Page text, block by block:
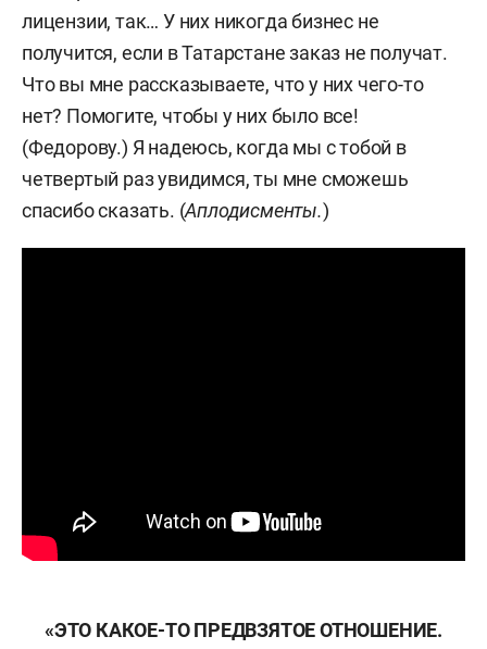
лицензии, так… У них никогда бизнес не
получится, если в Татарстане заказ не получат.
Что вы мне рассказываете, что у них чего-то
нет? Помогите, чтобы у них было все!
(Федорову.) Я надеюсь, когда мы с тобой в
четвертый раз увидимся, ты мне сможешь
спасибо сказать. (Аплодисменты.)
«ЭТО КАКОЕ-ТО ПРЕДВЗЯТОЕ ОТНОШЕНИЕ.